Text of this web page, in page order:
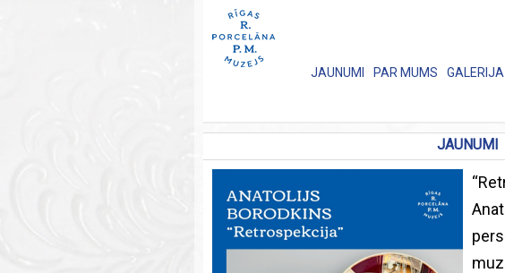
JAUNUMI PAR MUMS GALERIJA
JAUNUMI